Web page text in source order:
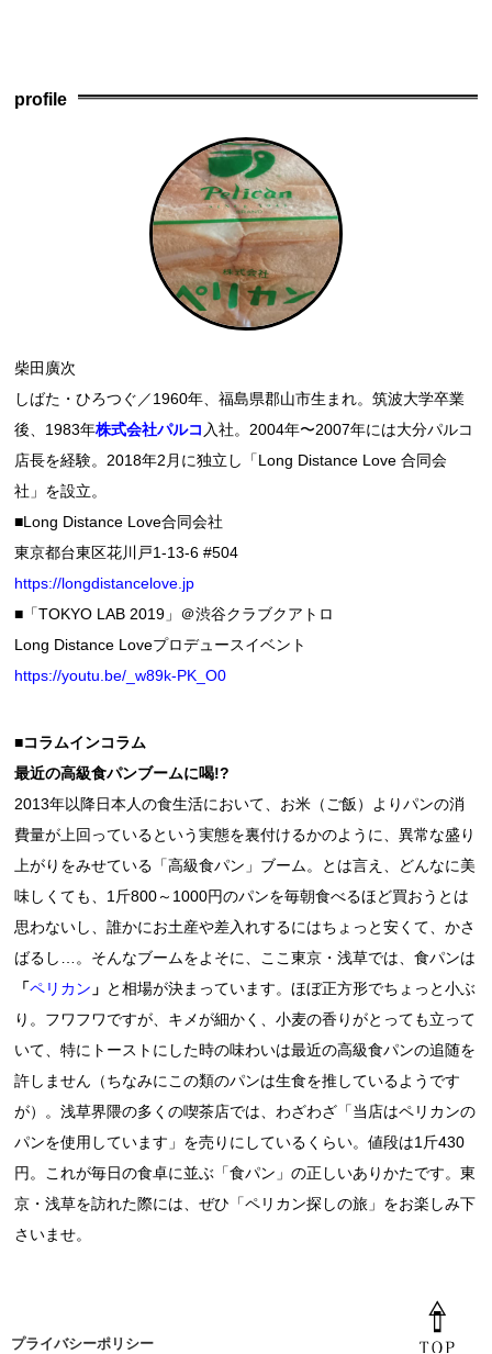
e
b
profile
柴田廣次
しばた・ひろつぐ／1960年、福島県郡山市生まれ。筑波大学卒業
後、1983年株式会社パルコ 入社。2004年〜2007年には大分パルコ
店長を経験。2018年2月に独立し「Long Distance Love 合同会
社」を設立。
■Long Distance Love合同会社
東京都台東区花川戸1-13-6 #504
https://longdistancelove.jp
■「TOKYO LAB 2019」＠渋谷クラブクアトロ
Long Distance Loveプロデュースイベント
https://youtu.be/_w89k-PK_O0
■コラムインコラム
最近の高級食パンブームに喝!?
2013年以降日本人の食生活において、お米（ご飯）よりパンの消
費量が上回っているという実態を裏付けるかのように、異常な盛り
上がりをみせている「高級食パン」ブーム。とは言え、どんなに美
味しくても、1斤800～1000円のパンを毎朝食べるほど買おうとは
思わないし、誰かにお土産や差入れするにはちょっと安くて、かさ
ばるし…。そんなブームをよそに、ここ東京・浅草では、食パンは
「ペリカン 」 と相場が決まっています。ほぼ正方形でちょっと小ぶ
り。フワフワですが、キメが細かく、小麦の香りがとっても立って
いて、特にトーストにした時の味わいは最近の高級食パンの追随を
許しません（ちなみにこの類のパンは生食を推しているようです
が）。浅草界隈の多くの喫茶店では、わざわざ「当店はペリカンの
パンを使用しています」を売りにしているくらい。値段は1斤430
円。これが毎日の食卓に並ぶ「食パン」の正しいありかたです。東
京・浅草を訪れた際には、ぜひ「ペリカン探しの旅」をお楽しみ下
さいませ。
プライバシーポリシー